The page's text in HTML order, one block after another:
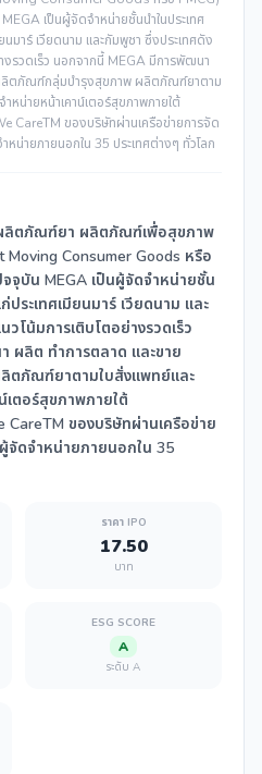
เป็นผู้จัดจำหน่ายชั้นนำในประเทศ
มาร์ เวียดนาม และกัมพูชา ซึ่งประเทศดัง
งรวดเร็ว นอกจากนี้ MEGA มีการพัฒนา
ลิตภัณฑ์กลุ่มบำรุงสุขภาพ ผลิตภัณฑ์ยาตาม
น่ายหน้าเคาน์เตอร์สุขภาพภายใต้
CareTM ของบริษัทผ่านเครือข่ายการจัด
น่ายภายนอกใน 35 ประเทศต่างๆ ทั่วโลก
ลิตภัณฑ์ยา ผลิตภัณฑ์เพื่อสุขภาพ
Consumer Goods หรือ
จุบัน MEGA เป็นผู้จัดจำหน่ายชั้น
ระเทศเมียนมาร์ เวียดนาม และ
โน้มการเติบโตอย่างรวดเร็ว
ผลิต ทำการตลาด และขาย
ตภัณฑ์ยาตามใบสั่งแพทย์และ
ตอร์สุขภาพภายใต้
CareTM ของบริษัทผ่านเครือข่าย
จัดจำหน่ายภายนอกใน 35
ราคา IPO
17.50
บาท
ESG SCORE
A
ระดับ A